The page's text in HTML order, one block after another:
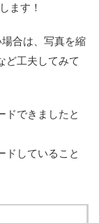
します！
合は、写真を縮
ど工夫してみて
ドできましたと
ドしていること